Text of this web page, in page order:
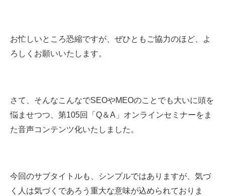
お忙しいところ恐縮ですが、ぜひともご協力のほど、よ
ろしくお願いいたします。
さて、そんなこんなでSEOやMEOのことでも大いに頭を
悩ませつつ、第105回「Q＆A」オンラインセミナーをま
た音声コンテンツ化いたしました。
今回のサブタイトルも、シンプルではありますが、気づ
く人は気づくであろう重大な意味が込められておりま